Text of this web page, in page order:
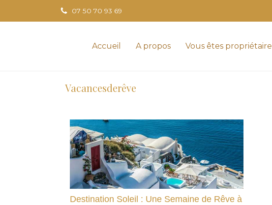
07 50 70 93 69
Accueil A propos Vous êtes propriétaire
Vacancesderêve
Destination Soleil : Une Semaine de Rêve à